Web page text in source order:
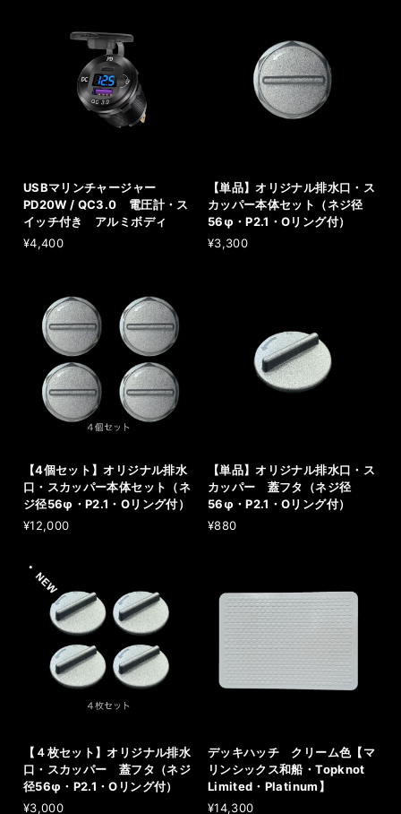
USBマリンチャージャー
PD20W / QC3.0 電圧計・ス
イッチ付き アルミボディ
¥4,400
【単品】オリジナル排水口・ス
カッパー本体セット（ネジ径
56φ・P2.1・Oリング付）
¥3,300
【4個セット】オリジナル排水
口・スカッパー本体セット（ネ
ジ径56φ・P2.1・Oリング付）
¥12,000
【単品】オリジナル排水口・ス
カッパー 蓋フタ（ネジ径
56φ・P2.1・Oリング付）
¥880
【４枚セット】オリジナル排水
口・スカッパー 蓋フタ（ネジ
径56φ・P2.1・Oリング付）
¥3,000
デッキハッチ クリーム色【マ
リンシックス和船・Topknot
Limited・Platinum】
¥14,300